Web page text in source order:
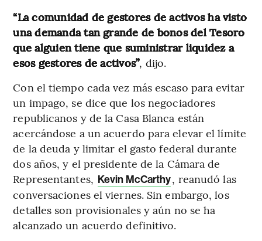
“La comunidad de gestores de activos ha visto
una demanda tan grande de bonos del Tesoro
que alguien tiene que suministrar liquidez a
esos gestores de activos”, dijo.
Con el tiempo cada vez más escaso para evitar
un impago, se dice que los negociadores
republicanos y de la Casa Blanca están
acercándose a un acuerdo para elevar el límite
de la deuda y limitar el gasto federal durante
dos años, y el presidente de la Cámara de
Representantes, Kevin McCarthy, reanudó las
conversaciones el viernes. Sin embargo, los
detalles son provisionales y aún no se ha
alcanzado un acuerdo definitivo.